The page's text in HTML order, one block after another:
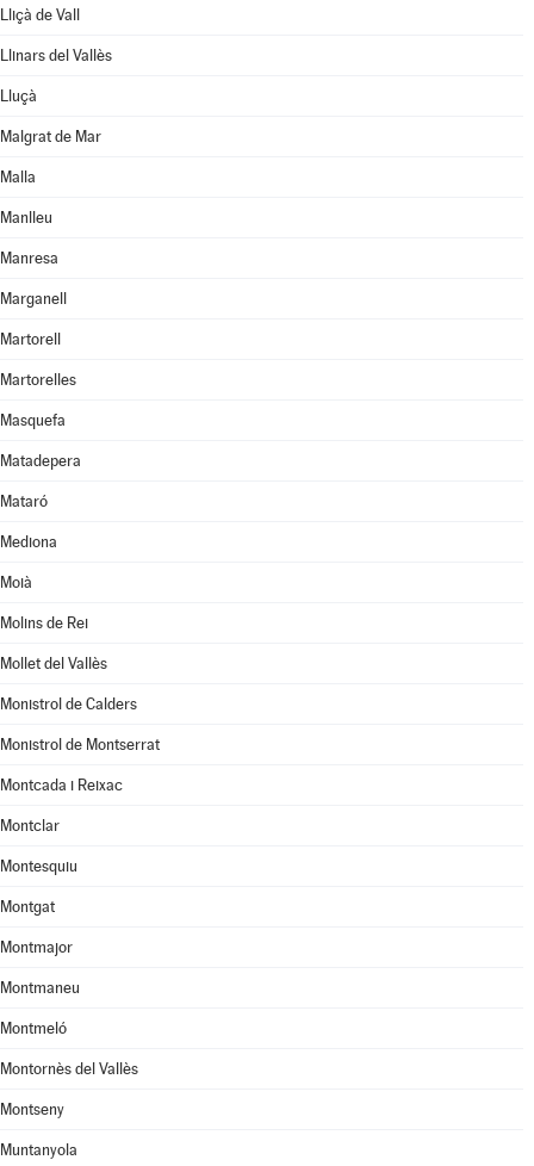
Lliçà de Vall
Llinars del Vallès
Lluçà
Malgrat de Mar
Malla
Manlleu
Manresa
Marganell
Martorell
Martorelles
Masquefa
Matadepera
Mataró
Mediona
Moià
Molins de Rei
Mollet del Vallès
Monistrol de Calders
Monistrol de Montserrat
Montcada i Reixac
Montclar
Montesquiu
Montgat
Montmajor
Montmaneu
Montmeló
Montornès del Vallès
Montseny
Muntanyola